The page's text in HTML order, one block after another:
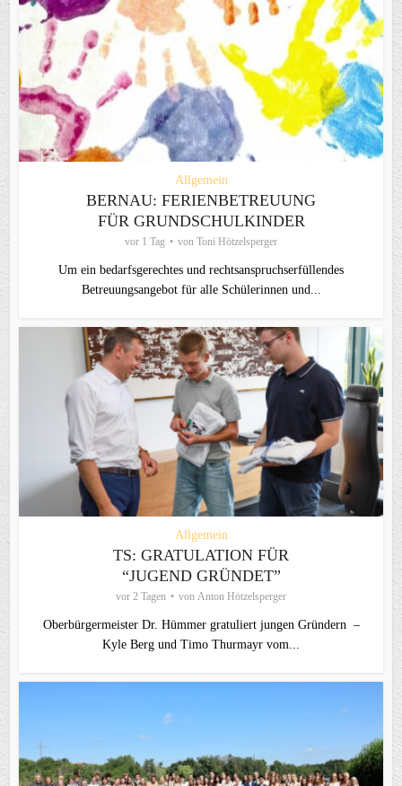
Allgemein
BERNAU: FERIENBETREUUNG
FÜR GRUNDSCHULKINDER
vor 1 Tag von Toni Hötzelsperger
Um ein bedarfsgerechtes und rechtsanspruchserfüllendes
Betreuungsangebot für alle Schülerinnen und...
Allgemein
TS: GRATULATION FÜR
“JUGEND GRÜNDET”
vor 2 Tagen von Anton Hötzelsperger
Oberbürgermeister Dr. Hümmer gratuliert jungen Gründern –
Kyle Berg und Timo Thurmayr vom...